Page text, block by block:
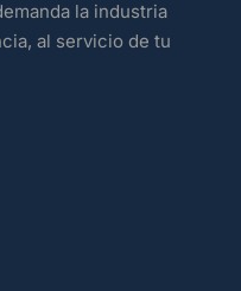
la industria
al servicio de tu